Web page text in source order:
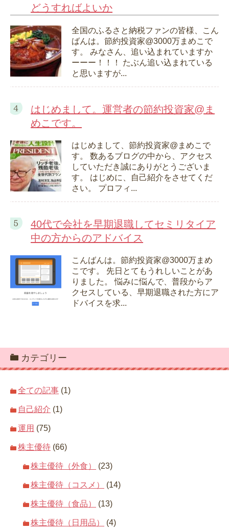
どうすればよいか
全国のふるさと納税ファンの皆様、こん
ばんは。節約投資家@3000万まめこで
す。 みなさん、追い込まれていますか
ーーー！！！ たぶん追い込まれている
と思いますが...
はじめまして。運営者の節約投資家@ま
めこです。
はじめまして、節約投資家@まめこで
す。 数あるブログの中から、アクセス
していただき誠にありがとうございま
す。 はじめに、自己紹介をさせてくだ
さい。 プロフィ...
40代で会社を早期退職してセミリタイア
中の方からのアドバイス
こんばんは。節約投資家@3000万まめ
こです。 先日とてもうれしいことがあ
りました。 悩みに悩んで、普段からア
クセスしている、早期退職された方にア
ドバイスを求...
カテゴリー
全ての記事 (1)
自己紹介 (1)
運用 (75)
株主優待 (66)
株主優待（外食） (23)
株主優待（コスメ） (14)
株主優待（食品） (13)
株主優待（日用品） (4)